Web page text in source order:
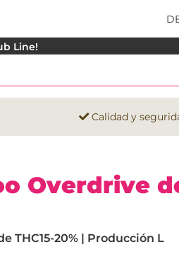
Line!
Calidad y
Overdrive
THC15-20% | Producción L